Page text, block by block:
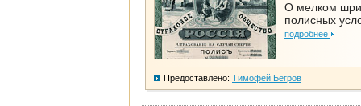
О мелком
полисных
подробнее
Предоставлено: Тимофей Бегров